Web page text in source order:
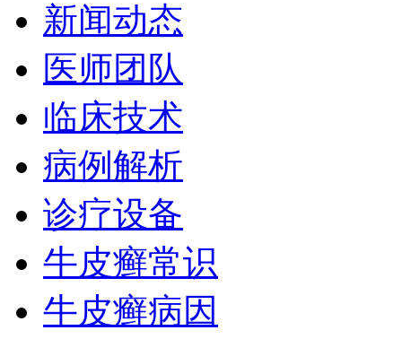
新闻动态
医师团队
临床技术
病例解析
诊疗设备
牛皮癣常识
牛皮癣病因